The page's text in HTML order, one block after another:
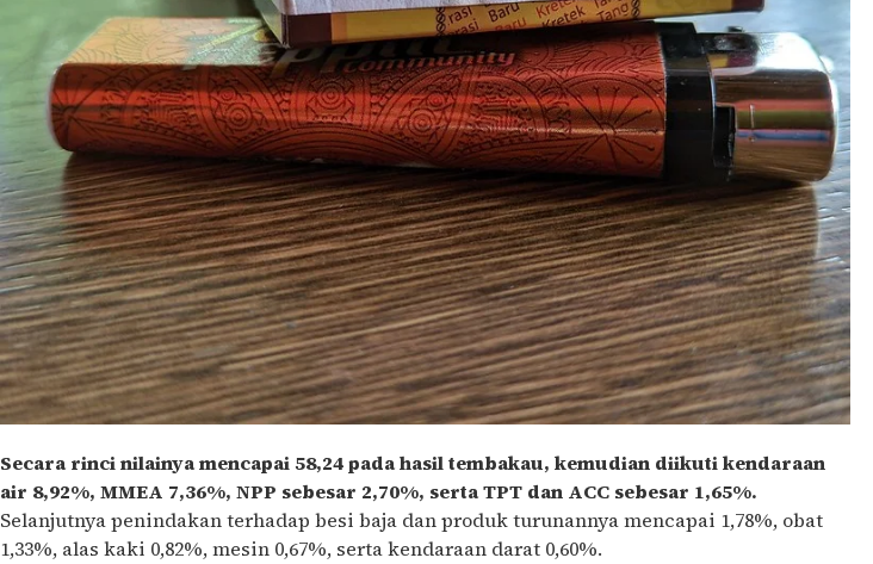
Secara rinci nilainya mencapai 58,24 pada hasil tembakau, kemudian diikuti kendaraan
air 8,92%, MMEA 7,36%, NPP sebesar 2,70%, serta TPT dan ACC sebesar 1,65%.
Selanjutnya penindakan terhadap besi baja dan produk turunannya mencapai 1,78%, obat
1,33%, alas kaki 0,82%, mesin 0,67%, serta kendaraan darat 0,60%.